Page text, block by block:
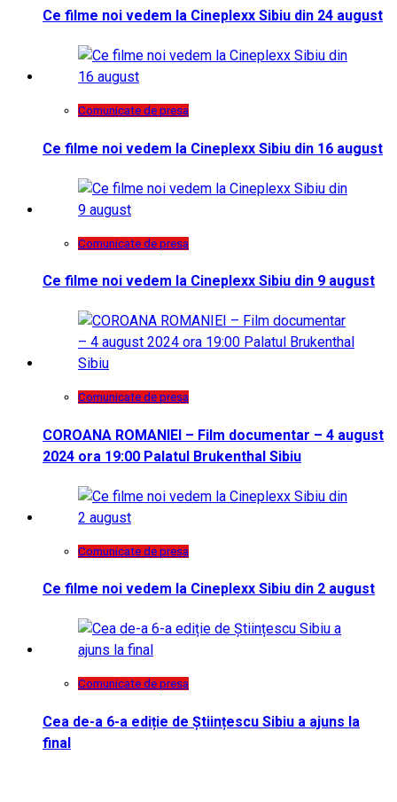
Ce filme noi vedem la Cineplexx Sibiu din 24 august
Comunicate de presa
Ce filme noi vedem la Cineplexx Sibiu din 16 august
Comunicate de presa
Ce filme noi vedem la Cineplexx Sibiu din 9 august
Comunicate de presa
COROANA ROMANIEI – Film documentar – 4 august
2024 ora 19:00 Palatul Brukenthal Sibiu
Comunicate de presa
Ce filme noi vedem la Cineplexx Sibiu din 2 august
Comunicate de presa
Cea de-a 6-a ediție de Științescu Sibiu a ajuns la
final